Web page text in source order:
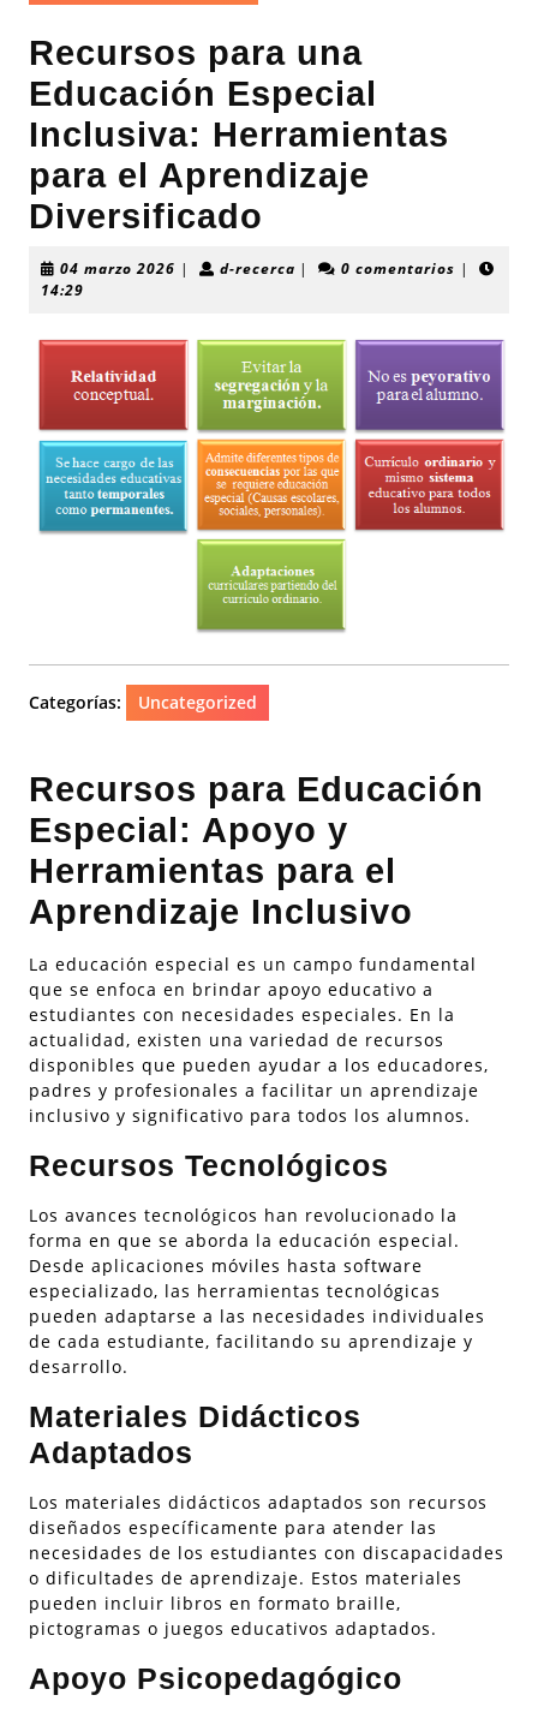
Recursos para una
Educación Especial
Inclusiva: Herramientas
para el Aprendizaje
Diversificado
04 marzo 2026 04| d-recercad-| 0 comentarios |
14:29
Categorías: Uncategorized
Recursos para Educación
Especial: Apoyo y
Herramientas para el
Aprendizaje Inclusivo
La educación especial es un campo fundamental
que se enfoca en brindar apoyo educativo a
estudiantes con necesidades especiales. En la
actualidad, existen una variedad de recursos
disponibles que pueden ayudar a los educadores,
padres y profesionales a facilitar un aprendizaje
inclusivo y significativo para todos los alumnos.
Recursos Tecnológicos
Los avances tecnológicos han revolucionado la
forma en que se aborda la educación especial.
Desde aplicaciones móviles hasta software
especializado, las herramientas tecnológicas
pueden adaptarse a las necesidades individuales
de cada estudiante, facilitando su aprendizaje y
desarrollo.
Materiales Didácticos
Adaptados
Los materiales didácticos adaptados son recursos
diseñados específicamente para atender las
necesidades de los estudiantes con discapacidades
o dificultades de aprendizaje. Estos materiales
pueden incluir libros en formato braille,
pictogramas o juegos educativos adaptados.
Apoyo Psicopedagógico